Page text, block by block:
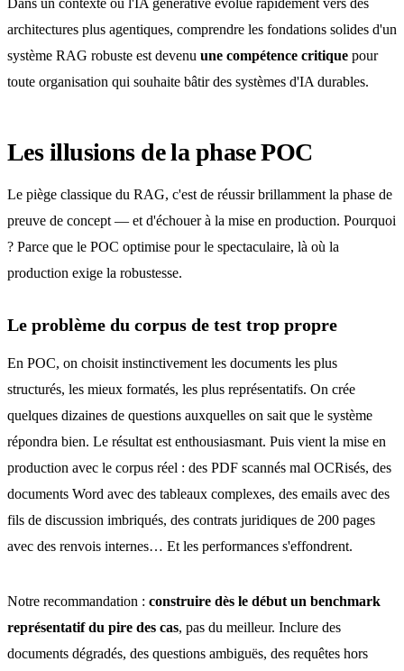
Dans un contexte où l'IA générative évolue rapidement vers des
architectures plus agentiques, comprendre les fondations solides d'un
système RAG robuste est devenu une compétence critique pour
toute organisation qui souhaite bâtir des systèmes d'IA durables.
Les illusions de la phase POC
Le piège classique du RAG, c'est de réussir brillamment la phase de
preuve de concept — et d'échouer à la mise en production. Pourquoi
? Parce que le POC optimise pour le spectaculaire, là où la
production exige la robustesse.
Le problème du corpus de test trop propre
En POC, on choisit instinctivement les documents les plus
structurés, les mieux formatés, les plus représentatifs. On crée
quelques dizaines de questions auxquelles on sait que le système
répondra bien. Le résultat est enthousiasmant. Puis vient la mise en
production avec le corpus réel : des PDF scannés mal OCRisés, des
documents Word avec des tableaux complexes, des emails avec des
fils de discussion imbriqués, des contrats juridiques de 200 pages
avec des renvois internes… Et les performances s'effondrent.
Notre recommandation : construire dès le début un benchmark
représentatif du pire des cas, pas du meilleur. Inclure des
documents dégradés, des questions ambiguës, des requêtes hors